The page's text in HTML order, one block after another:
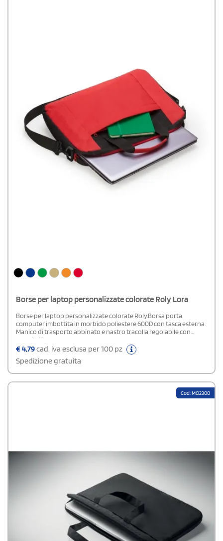
Borse per laptop personalizzate colorate Roly Lora
Borse per laptop personalizzate colorate Roly.Borsa porta
computer imbottita in morbido poliestere 600D con tasca esterna.
Manico di trasporto abbinato e nastro tracolla regolabile con
moschettone.
€4,79cad. iva esclusa per 100 pz
Spedizione gratuita
Cod: MO2300